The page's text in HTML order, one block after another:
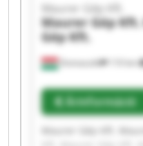
Domaszék 110 km
Maurer Gép Kft.
Maurer Gép Kft.
Gép Kft.
Árinformáció